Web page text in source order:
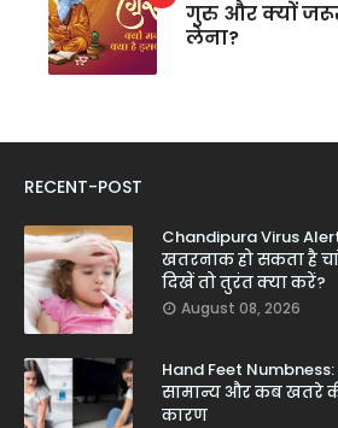
गुरु और क्यों
लेना?
RECENT-POST
Chandipura Virus
खतरनाक हो सकता है
दिखें तो तुरंत क्या करें?
August 08, 2026
Hand Feet
सामान्य और कब खतरे
कारण